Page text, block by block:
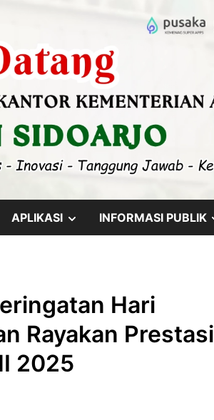
APLIKASI SHOWINFORMASI PUBLIK
Hari
Rayakan Prestasi
2025